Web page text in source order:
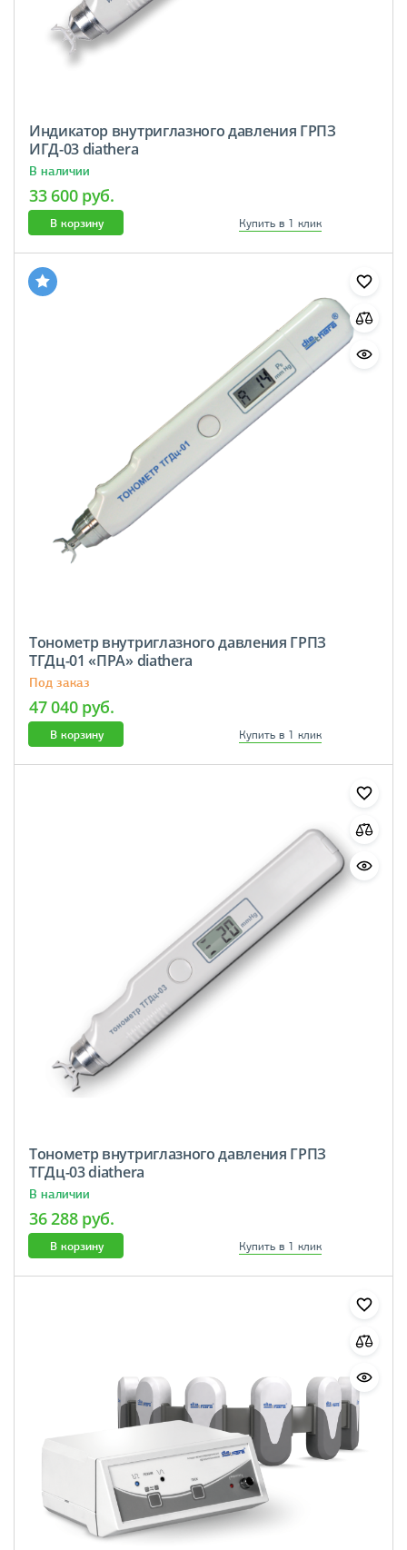
Индикатор внутриглазного давления ГРПЗ
ИГД-03 diathera
В наличии
33 600 руб.
В корзину Купить в 1 клик
Тонометр внутриглазного давления ГРПЗ
ТГДц-01 «ПРА» diathera
Под заказ
47 040 руб.
В корзину Купить в 1 клик
Тонометр внутриглазного давления ГРПЗ
ТГДц-03 diathera
В наличии
36 288 руб.
В корзину Купить в 1 клик